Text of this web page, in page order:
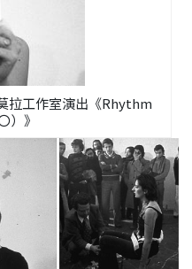
拉工作室演出《Rhythm
）》